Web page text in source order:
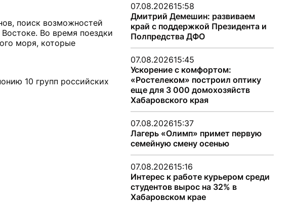
поиск возможностей
Во время поездки
моря, которые
10 групп российских
07.08.202615:58
Дмитрий Демешин: развиваем
край с поддержкой Президента и
Полпредства ДФО
07.08.202615:45
Ускорение с комфортом:
«Ростелеком» построил оптику
еще для 3 000 домохозяйств
Хабаровского края
07.08.202615:37
Лагерь «Олимп» примет первую
семейную смену осенью
07.08.202615:16
Интерес к работе курьером среди
студентов вырос на 32% в
Хабаровском крае